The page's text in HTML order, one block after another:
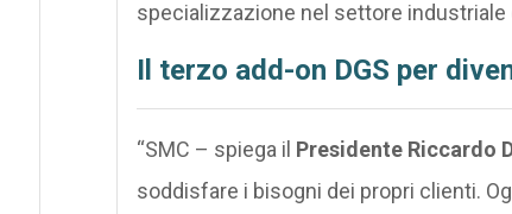
specializzazione nel settore industriale
Il terzo add-on DGS per
“SMC – spiega il Presidente Riccardo
soddisfare i bisogni dei propri clienti.